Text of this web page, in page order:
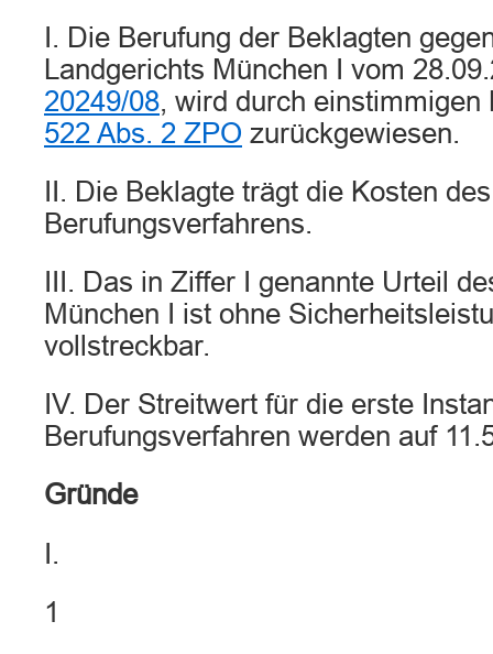
I. Die Berufung der Beklagten
Landgerichts München I vom
20249/08, wird durch
522 Abs. 2 ZPO zurückgewiesen.
II. Die Beklagte trägt die Kosten des
Berufungsverfahrens.
III. Das in Ziffer I genannte Urteil
München I ist ohne
vollstreckbar.
IV. Der Streitwert für die erste
Berufungsverfahren werden auf
Gründe
I.
1